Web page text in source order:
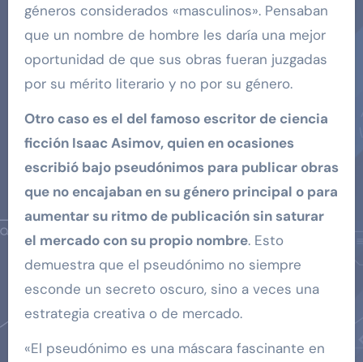
géneros considerados «masculinos». Pensaban
que un nombre de hombre les daría una mejor
oportunidad de que sus obras fueran juzgadas
por su mérito literario y no por su género.
Otro caso es el del famoso escritor de ciencia
ficción Isaac Asimov, quien en ocasiones
escribió bajo pseudónimos para publicar obras
que no encajaban en su género principal o para
aumentar su ritmo de publicación sin saturar
el mercado con su propio nombre. Esto
demuestra que el pseudónimo no siempre
esconde un secreto oscuro, sino a veces una
estrategia creativa o de mercado.
«El pseudónimo es una máscara fascinante en